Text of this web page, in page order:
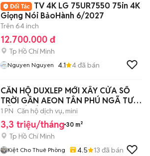
TV 4K LG 75UR7550 75in 4K
Giọng Nói BảoHành 6/2027
Trên 64 inch
12.700.000 đ
Tp Hồ Chí Minh
Nguyen Nguyen 4.1 4đã bán
CĂN HỘ DUXLEP MỚI XÂY CỬA SỔ
TRỜI GẦN AEON TÂN PHÚ NGÃ TƯ 4
XÃ GIÁ RẺ
1 PN Căn hộ dịch vụ, mini
3,3 triệu/tháng 30 m²
Tp Hồ Chí Minh
Kiệt Cho Thuê Phòng 4.5 13 đã bán